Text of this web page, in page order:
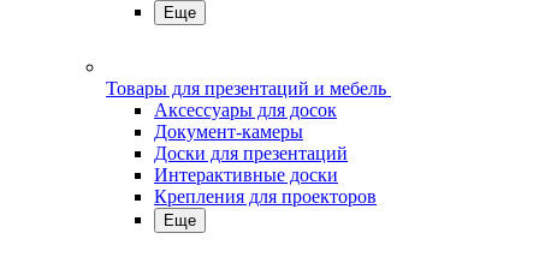
Еще
Товары для презентаций и мебель
Аксессуары для досок
Документ-камеры
Доски для презентаций
Интерактивные доски
Крепления для проекторов
Еще